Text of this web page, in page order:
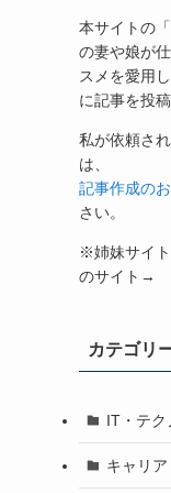
本サイトの
の妻や娘が
スメを愛用
に記事を投
私が依頼さ
は、
記事作成の
さい。
※姉妹サイ
のサイト→
カテゴリ
IT・テク
キャリア